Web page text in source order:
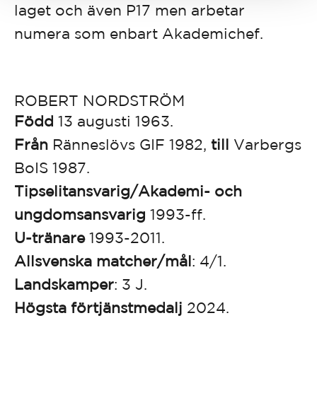
laget och även P17 men arbetar
numera som enbart Akademichef.
ROBERT NORDSTRÖM
Född 13 augusti 1963.
Från Ränneslövs GIF 1982, till Varbergs
BoIS 1987.
Tipselitansvarig/Akademi- och
ungdomsansvarig 1993-ff.
U-tränare1993-2011.
Allsvenska matcher/mål: 4/1.
Landskamper: 3 J.
Högsta förtjänstmedalj 2024.